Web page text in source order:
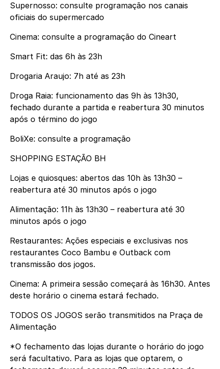
Supernosso: consulte programação nos canais
oficiais do supermercado
Cinema: consulte a programação do Cineart
Smart Fit: das 6h às 23h
Drogaria Araujo: 7h até as 23h
Droga Raia: funcionamento das 9h às 13h30,
fechado durante a partida e reabertura 30 minutos
após o término do jogo
BoliXe: consulte a programação
SHOPPING ESTAÇÃO BH
Lojas e quiosques: abertos das 10h às 13h30 –
reabertura até 30 minutos após o jogo
Alimentação: 11h às 13h30 – reabertura até 30
minutos após o jogo
Restaurantes: Ações especiais e exclusivas nos
restaurantes Coco Bambu e Outback com
transmissão dos jogos.
Cinema: A primeira sessão começará às 16h30. Antes
deste horário o cinema estará fechado.
TODOS OS JOGOS serão transmitidos na Praça de
Alimentação
*O fechamento das lojas durante o horário do jogo
será facultativo. Para as lojas que optarem, o